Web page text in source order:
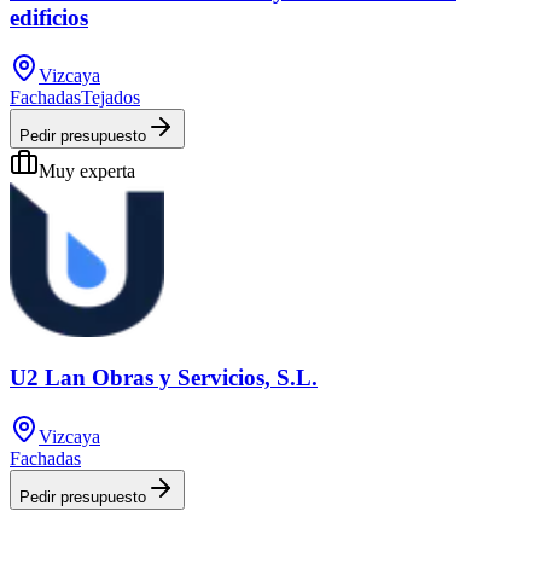
edificios
Vizcaya
FachadasTejados
Pedir presupuesto
Muy experta
U2 Lan Obras y Servicios, S.L.
Vizcaya
Fachadas
Pedir presupuesto